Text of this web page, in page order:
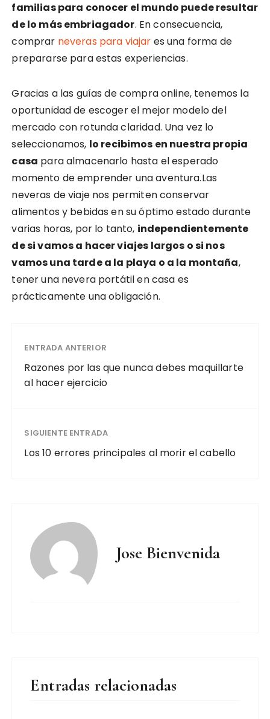
familias para conocer el mundo puede resultar
de lo más embriagador. En consecuencia,
comprar neveras para viajar es una forma de
prepararse para estas experiencias.
Gracias a las guías de compra online, tenemos la
oportunidad de escoger el mejor modelo del
mercado con rotunda claridad. Una vez lo
seleccionamos, lo recibimos en nuestra propia
casa para almacenarlo hasta el esperado
momento de emprender una aventura.Las
neveras de viaje nos permiten conservar
alimentos y bebidas en su óptimo estado durante
varias horas, por lo tanto, independientemente
de si vamos a hacer viajes largos o si nos
vamos una tarde a la playa o a la montaña,
tener una nevera portátil en casa es
prácticamente una obligación.
ENTRADA ANTERIOR
Razones por las que nunca debes maquillarte
al hacer ejercicio
SIGUIENTE ENTRADA
Los 10 errores principales al morir el cabello
Jose Bienvenida
Entradas relacionadas